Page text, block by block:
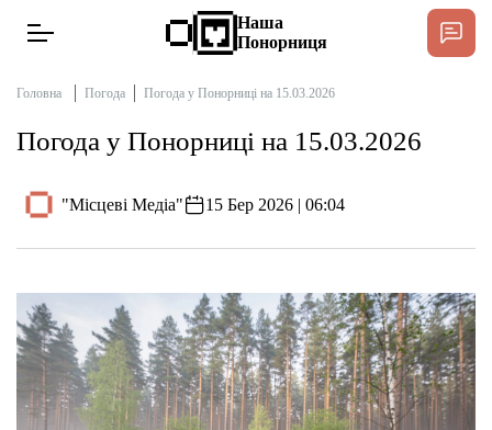
Тексти
Публікації
Довідник
Наша
Понорниця
Головна Погода Погода у Понорниці на 15.03.2026
Погода у Понорниці на 15.03.2026
"Місцеві Медіа" 15 Бер 2026 | 06:04